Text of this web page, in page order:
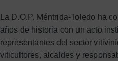
La D.O.P. Méntrida-Toledo ha
años de historia con un acto
representantes del sector
viticultores, alcaldes y